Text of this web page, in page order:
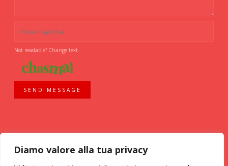
Diamo valore alla tua privacy
Not readable? Change text.
SEND MESSAGE